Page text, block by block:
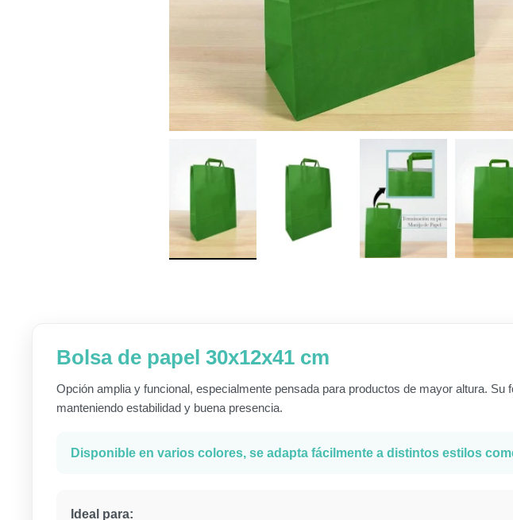
Bolsa de papel 30x12x41 cm
Opción amplia y funcional, especialmente pensada para productos de mayor altura.
manteniendo estabilidad y buena presencia.
Disponible en varios colores, se adapta fácilmente a distintos estilos
Ideal para: